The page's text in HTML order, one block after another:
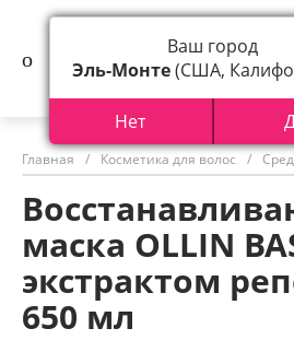
Главная / Косметика для волос /
маска OLLIN
экстрактом
650 мл
Ваш город
Эль-Монте(США,
Нет